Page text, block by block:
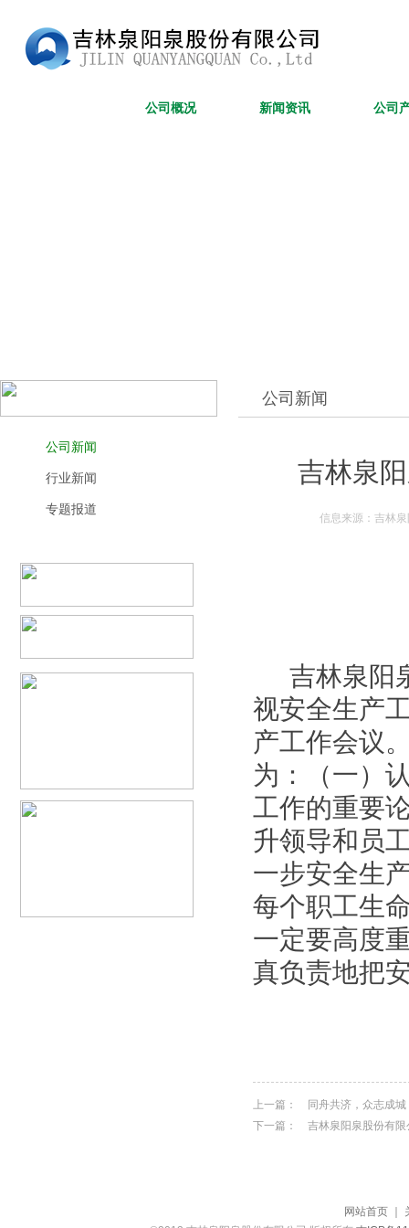
公司概况 新闻资讯 公司
公司新闻
行业新闻
专题报道
公司新闻
吉林泉
信息来源：吉林
吉林泉阳
视安全生产
产工作会议
为：（一）
工作的重要
升领导和员
一步安全生
每个职工生
一定要高度
真负责地把
上一篇：
同舟共济，众志成
下一篇：
吉林泉阳泉股份有
网站首页